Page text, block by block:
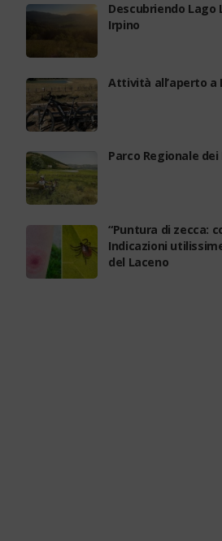
Descubriendo Lago
Irpino
Attività all’aperto a
Parco Regionale
“Puntura di zecca:
Indicazioni
del Laceno